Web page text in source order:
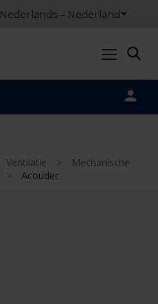
Nederlands - Nederland
Ventilatie >
Mechanische
> Acoudec